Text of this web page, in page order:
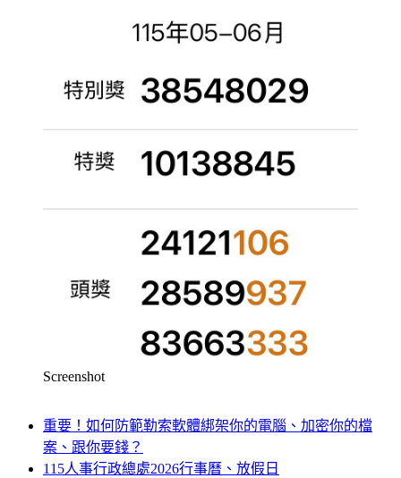
Screenshot
重要！如何防範勒索軟體綁架你的電腦、加密你的檔
案、跟你要錢？
115人事行政總處2026行事曆、放假日